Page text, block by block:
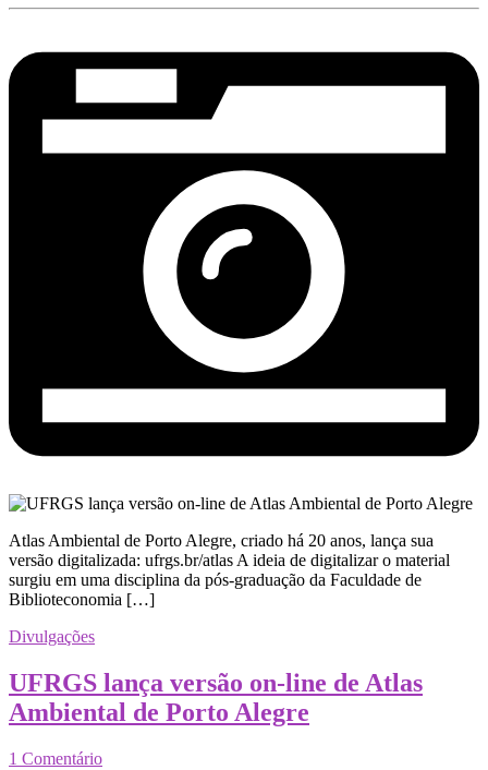
Atlas Ambiental de Porto Alegre, criado há 20 anos, lança sua
versão digitalizada: ufrgs.br/atlas A ideia de digitalizar o material
surgiu em uma disciplina da pós-graduação da Faculdade de
Biblioteconomia […]
Divulgações
UFRGS lança versão on-line de Atlas
Ambiental de Porto Alegre
1 Comentário